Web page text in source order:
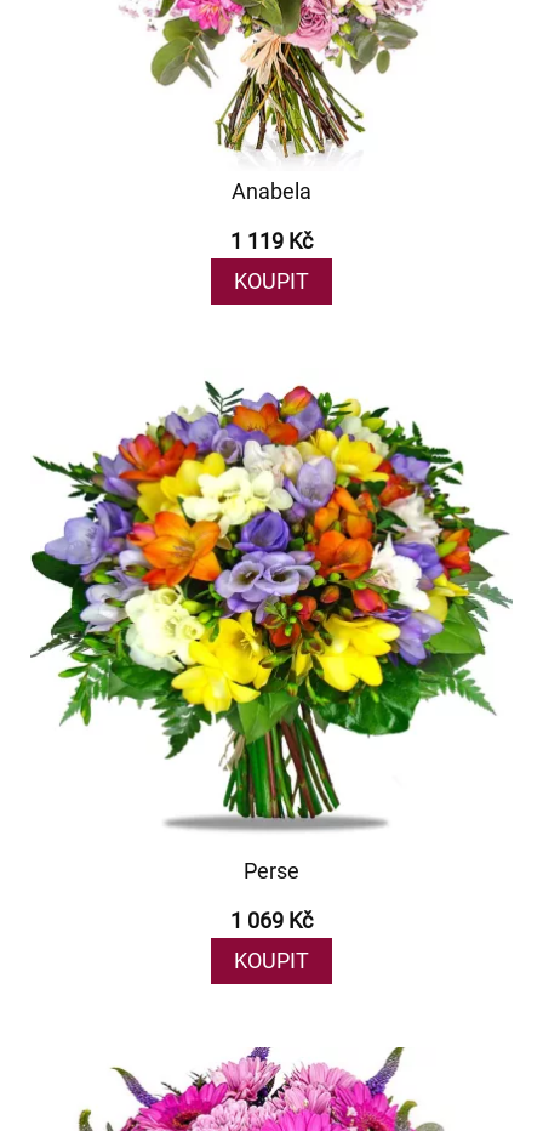
Anabela
1 119 Kč
KOUPIT
Perse
1 069 Kč
KOUPIT